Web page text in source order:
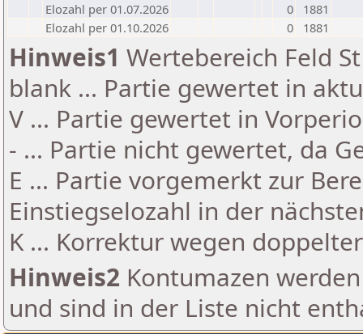
Elozahl per 01.07.2026
0
1881
Elozahl per 01.10.2026
0 1881
Hinweis1 Wertebereich Feld
blank ... Partie gewertet in
V ... Partie gewertet in
- ... Partie nicht gewertet, da
E ... Partie vorgemerkt zur
Einstiegselozahl in der
K ... Korrektur wegen
Hinweis2 Kontumazen
und sind in der Liste nicht